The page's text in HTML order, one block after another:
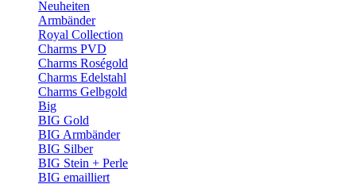
Neuheiten
Armbänder
Royal Collection
Charms PVD
Charms Roségold
Charms Edelstahl
Charms Gelbgold
Big
BIG Gold
BIG Armbänder
BIG Silber
BIG Stein + Perle
BIG emailliert